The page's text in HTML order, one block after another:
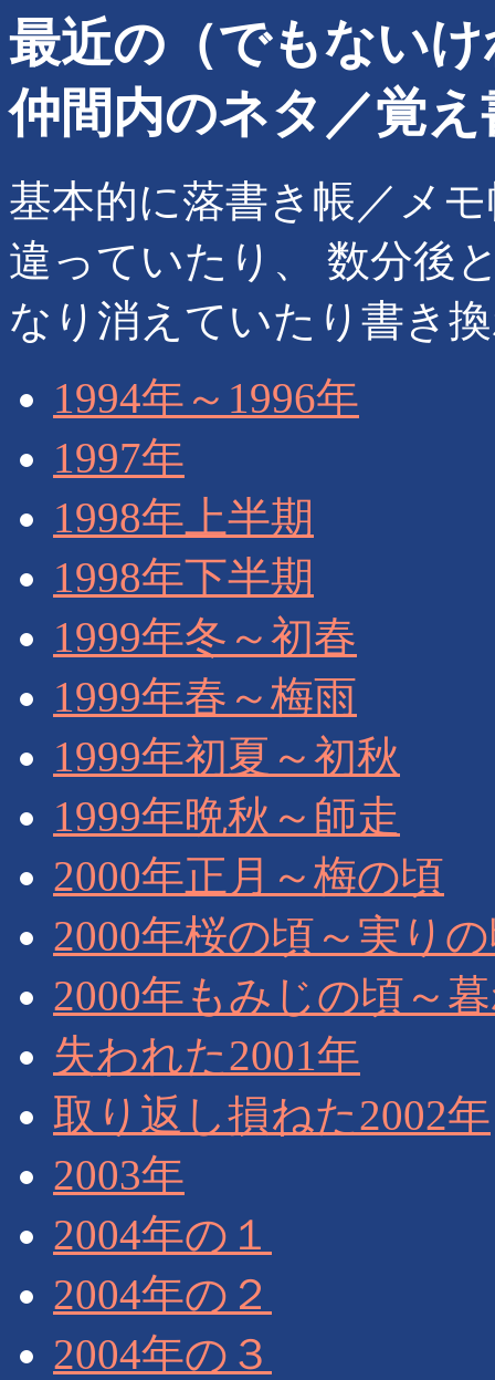
最近の（でもない
仲間内のネタ／覚え
基本的に落書き帳／メ
違っていたり、 数分後
なり消えていたり書き
1994年～1996年
1997年
1998年上半期
1998年下半期
1999年冬～初春
1999年春～梅雨
1999年初夏～初秋
1999年晩秋～師走
2000年正月～梅の頃
2000年桜の頃～実り
2000年もみじの頃～
失われた2001年
取り返し損ねた2002年
2003年
2004年の１
2004年の２
2004年の３